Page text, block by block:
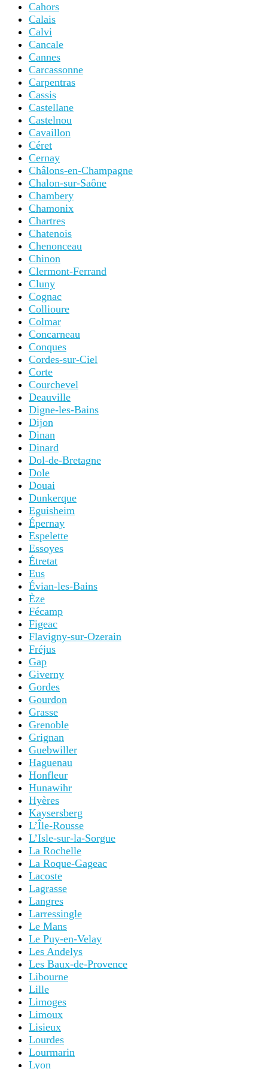
Cahors
Calais
Calvi
Cancale
Cannes
Carcassonne
Carpentras
Cassis
Castellane
Castelnou
Cavaillon
Céret
Cernay
Châlons-en-Champagne
Chalon-sur-Saône
Chambery
Chamonix
Chartres
Chatenois
Chenonceau
Chinon
Clermont-Ferrand
Cluny
Cognac
Collioure
Colmar
Concarneau
Conques
Cordes-sur-Ciel
Corte
Courchevel
Deauville
Digne-les-Bains
Dijon
Dinan
Dinard
Dol-de-Bretagne
Dole
Douai
Dunkerque
Eguisheim
Épernay
Espelette
Essoyes
Étretat
Eus
Évian-les-Bains
Èze
Fécamp
Figeac
Flavigny-sur-Ozerain
Fréjus
Gap
Giverny
Gordes
Gourdon
Grasse
Grenoble
Grignan
Guebwiller
Haguenau
Honfleur
Hunawihr
Hyères
Kaysersberg
L’Île-Rousse
L’Isle-sur-la-Sorgue
La Rochelle
La Roque-Gageac
Lacoste
Lagrasse
Langres
Larressingle
Le Mans
Le Puy-en-Velay
Les Andelys
Les Baux-de-Provence
Libourne
Lille
Limoges
Limoux
Lisieux
Lourdes
Lourmarin
Lyon